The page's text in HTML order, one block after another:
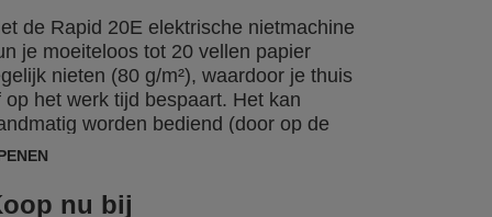
de Rapid 20E elektrische nietmachine
je moeiteloos tot 20 vellen papier
nieten (80 g/m²), waardoor je thuis
op het werk tijd bespaart. Het kan
worden bediend (door op de
te drukken), of volledig
wanneer het papier is geplaatst.
nu bij